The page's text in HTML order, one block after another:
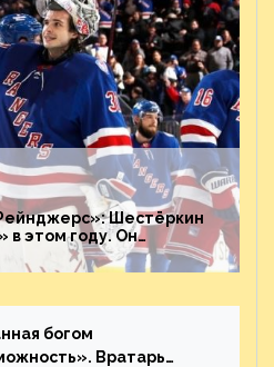
Шестёркин
в этом году. Он
богом
Вратарь